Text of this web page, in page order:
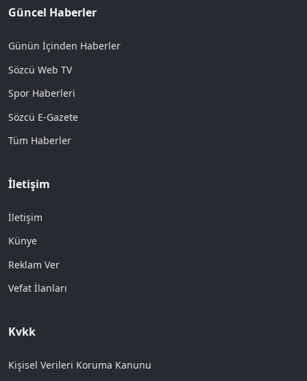
Güncel Haberler
Günün İçinden Haberler
Sözcü Web TV
Spor Haberleri
Sözcü E-Gazete
Tüm Haberler
İletişim
İletişim
Künye
Reklam Ver
Vefat İlanları
Kvkk
Kişisel Verileri Koruma Kanunu